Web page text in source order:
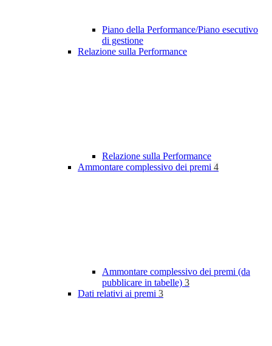
Piano della Performance/Piano esecutivo
di gestione
Relazione sulla Performance
Relazione sulla Performance
Ammontare complessivo dei premi 4
Ammontare complessivo dei premi (da
pubblicare in tabelle) 3
Dati relativi ai premi 3